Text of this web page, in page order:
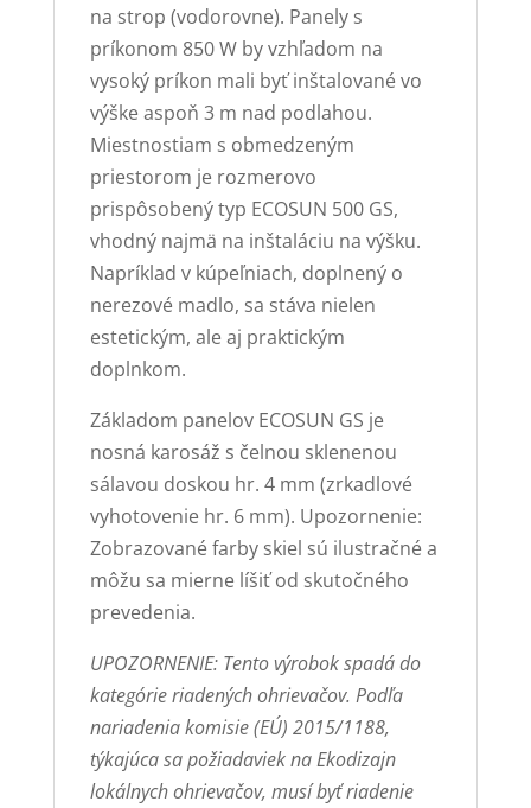
na strop (vodorovne). Panely s
príkonom 850 W by vzhľadom na
vysoký príkon mali byť inštalované vo
výške aspoň 3 m nad podlahou.
Miestnostiam s obmedzeným
priestorom je rozmerovo
prispôsobený typ ECOSUN 500 GS,
vhodný najmä na inštaláciu na výšku.
Napríklad v kúpeľniach, doplnený o
nerezové madlo, sa stáva nielen
estetickým, ale aj praktickým
doplnkom.
Základom panelov ECOSUN GS je
nosná karosáž s čelnou sklenenou
sálavou doskou hr. 4 mm (zrkadlové
vyhotovenie hr. 6 mm). Upozornenie:
Zobrazované farby skiel sú ilustračné a
môžu sa mierne líšiť od skutočného
prevedenia.
UPOZORNENIE: Tento výrobok spadá do
kategórie riadených ohrievačov. Podľa
nariadenia komisie (EÚ) 2015/1188,
týkajúca sa požiadaviek na Ekodizajn
lokálnych ohrievačov, musí byť riadenie